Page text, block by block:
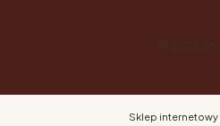
Sklep internetowy